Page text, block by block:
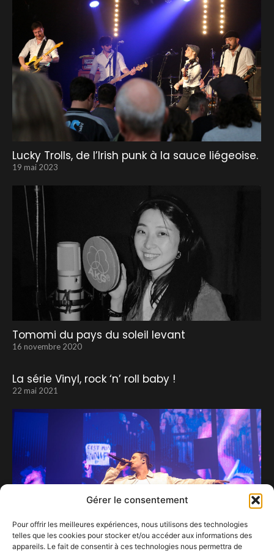
Gérer le consentement
Pour offrir les meilleures expériences, nous utilisons des technologies
telles que les cookies pour stocker et/ou accéder aux informations des
appareils. Le fait de consentir à ces technologies nous permettra de
Lucky Trolls, de l’Irish punk à la sauce liégeoise.
19 mai 2023
Tomomi du pays du soleil levant
16 novembre 2020
La série Vinyl, rock ‘n’ roll baby !
22 mai 2021